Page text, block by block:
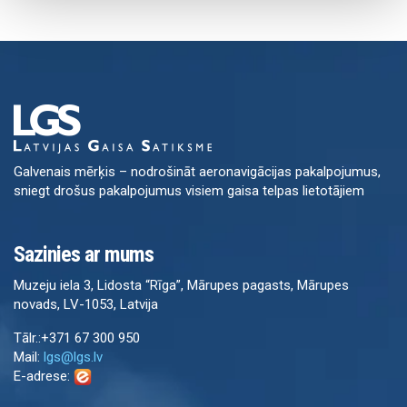
Galvenais mērķis – nodrošināt aeronavigācijas pakalpojumus,
sniegt drošus pakalpojumus visiem gaisa telpas lietotājiem
Sazinies ar mums
Muzeju iela 3, Lidosta “Rīga”, Mārupes pagasts, Mārupes
novads, LV-1053, Latvija
Tālr.:+371 67 300 950
Mail: lgs@lgs.lv
E-adrese: